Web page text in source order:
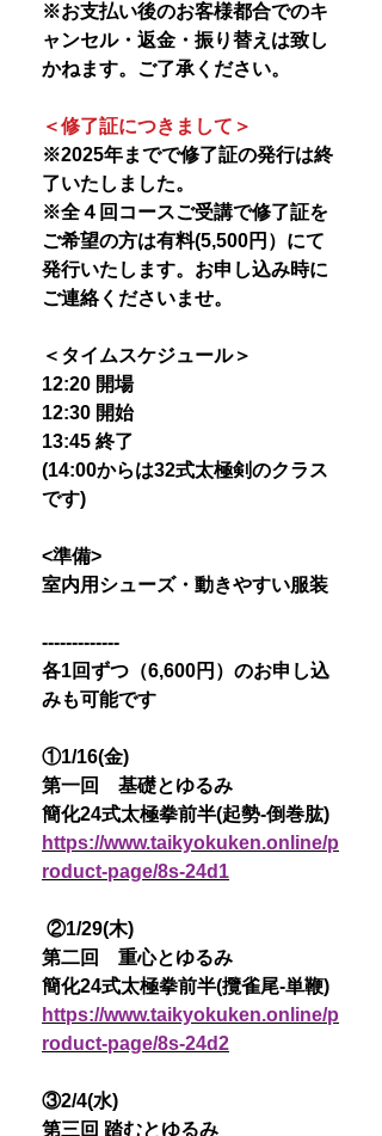
※お支払い後のお客様都合でのキ
ャンセル・返金・振り替えは致し
かねます。ご了承ください。
＜修了証につきまして＞
※2025年までで修了証の発行は終
了いたしました。
※全４回コースご受講で修了証を
ご希望の方は有料(5,500円）にて
発行いたします。お申し込み時に
ご連絡くださいませ。
＜タイムスケジュール＞
12:20 開場
12:30 開始
13:45 終了
(14:00からは32式太極剣のクラス
です)
<準備>
室内用シューズ・動きやすい服装
-------------
各1回ずつ（6,600円）のお申し込
みも可能です
①1/16(金)
第一回 基礎とゆるみ
簡化24式太極拳前半(起勢-倒巻肱)
https://www.taikyokuken.online/p
roduct-page/8s-24d1
②1/29(木)
第二回 重心とゆるみ
簡化24式太極拳前半(攬雀尾-単鞭)
https://www.taikyokuken.online/p
roduct-page/8s-24d2
③2/4(水)
第三回 踏むとゆるみ